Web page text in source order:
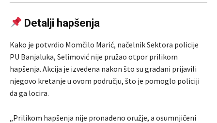
Detalji hapšenja
Kako je potvrdio Momčilo Marić, načelnik Sektora policije
PU Banjaluka, Selimović nije pružao otpor prilikom
hapšenja. Akcija je izvedena nakon što su građani prijavili
njegovo kretanje u ovom području, što je pomoglo policiji
da ga locira.
„Prilikom hapšenja nije pronađeno oružje, a osumnjičeni